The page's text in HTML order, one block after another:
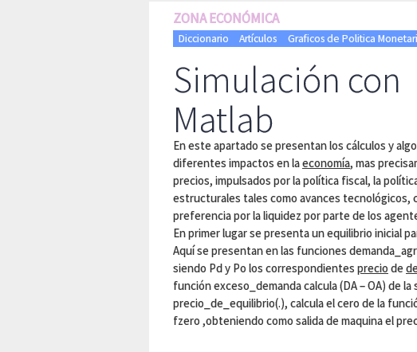
ZONA ECONÓMICA
Diccionario Artículos Graficos de Politica
Simulación con
Matlab
En este apartado se presentan los cálculos y
diferentes impactos en laeconomía, mas
precios, impulsados por la política fiscal, la
estructurales tales como avances tecnológicos,
preferencia por la liquidez por parte de los
En primer lugar se presenta un equilibrio inicial
Aquí se presentan en las funciones
siendo Pd y Po los correspondientes precio de
función exceso_demanda calcula (DA – OA) de
precio_de_equilibrio(.), calcula el cero de la
fzero ,obteniendo como salida de maquina el